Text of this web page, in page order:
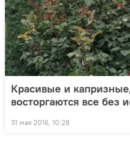
Красивые и
восторгаются все без
31 мая 2016, 10:28